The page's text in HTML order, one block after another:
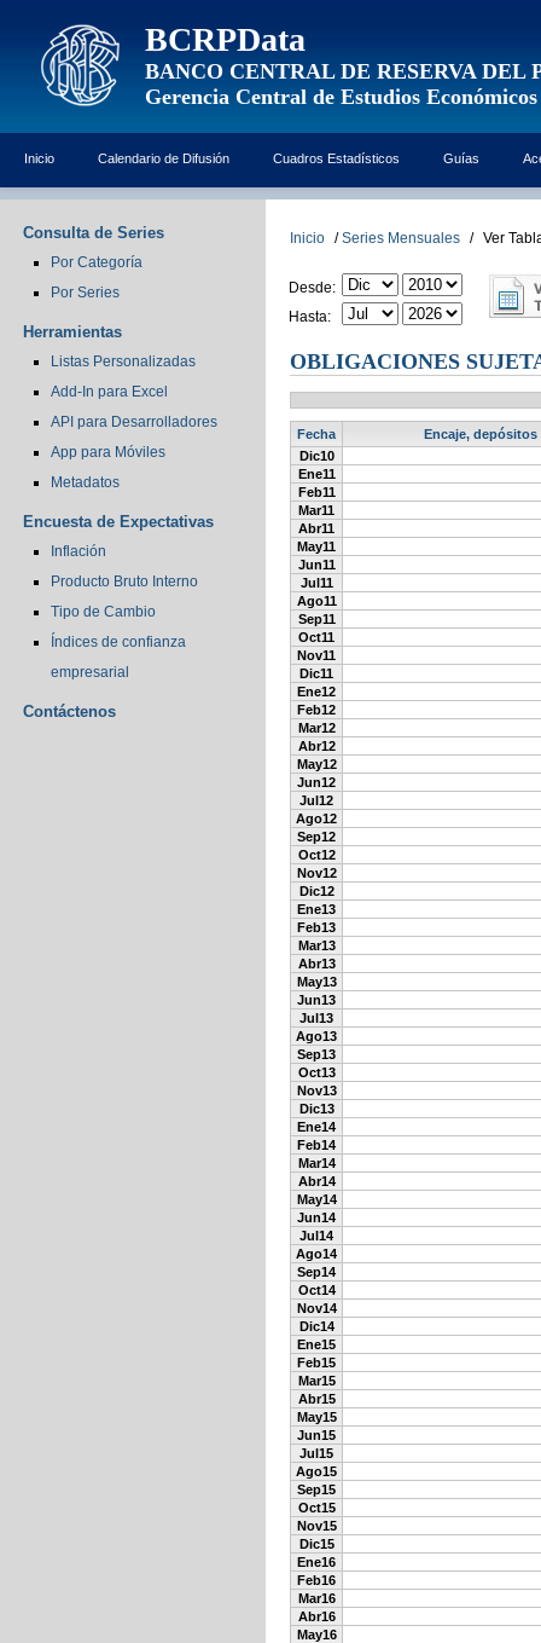
BCRPData
BANCO CENTRAL DE RESERVA DEL
Gerencia Central de Estudios Económicos
Inicio Calendario de Difusión Cuadros Estadísticos Guías
Consulta de Series
Por Categoría
Por Series
Herramientas
Listas Personalizadas
Add-In para Excel
API para Desarrolladores
App para Móviles
Metadatos
Encuesta de Expectativas
Inflación
Producto Bruto Interno
Tipo de Cambio
Índices de confianza
empresarial
Contáctenos
Inicio / Series Mensuales / Ver
Desde:
Hasta:
OBLIGACIONES
Fecha
Encaje, depósitos
Dic10
Ene11
Feb11
Mar11
Abr11
May11
Jun11
Jul11
Ago11
Sep11
Oct11
Nov11
Dic11
Ene12
Feb12
Mar12
Abr12
May12
Jun12
Jul12
Ago12
Sep12
Oct12
Nov12
Dic12
Ene13
Feb13
Mar13
Abr13
May13
Jun13
Jul13
Ago13
Sep13
Oct13
Nov13
Dic13
Ene14
Feb14
Mar14
Abr14
May14
Jun14
Jul14
Ago14
Sep14
Oct14
Nov14
Dic14
Ene15
Feb15
Mar15
Abr15
May15
Jun15
Jul15
Ago15
Sep15
Oct15
Nov15
Dic15
Ene16
Feb16
Mar16
Abr16
May16